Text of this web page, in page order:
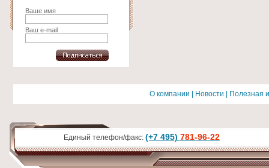
Ваше имя
Ваш e-mail
О компании Новости Полезная
Единый телефон/факс: (+7 495) 781-96-22